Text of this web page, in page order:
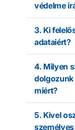
védelme
3. Ki
adataiért?
4. Milyen
dolgozunk
miért?
5. Kivel